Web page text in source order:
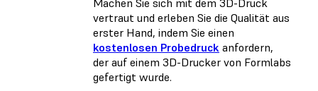
Machen Sie sich mit dem 3D-Druck
vertraut und erleben Sie die Qualität aus
erster Hand, indem Sie einen
kostenlosen Probedruck anfordern,
der auf einem 3D-Drucker von Formlabs
gefertigt wurde.